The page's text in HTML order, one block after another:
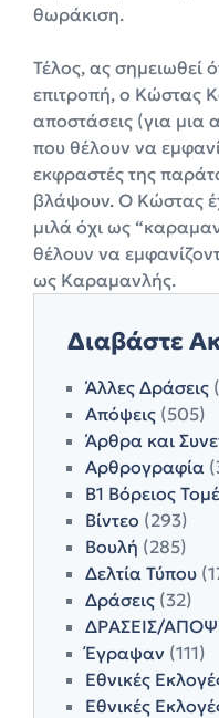
θωράκιση.
Τέλος, ας σημειωθεί
επιτροπή, ο Κώστας
αποστάσεις (για
που θέλουν να
εκφραστές της
βλάψουν. Ο Κώστας
μιλά όχι ως
θέλουν να
ως Καραμανλής.
Διαβάστε
Άλλες Δράσεις
Απόψεις (505)
Άρθρα και
Αρθρογραφία
Β1 Βόρειος
Βίντεο (293)
Βουλή (285)
Δελτία Τύπου
Δράσεις (32)
ΔΡΑΣΕΙΣ/
Έγραψαν (111)
Εθνικές
Εθνικές